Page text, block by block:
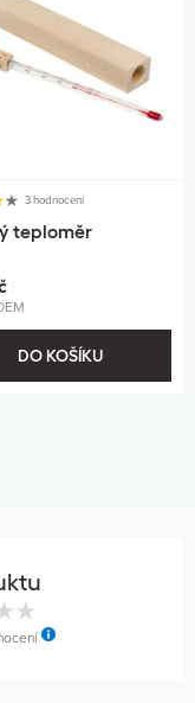
3 hodnocení
teploměr
DO KOŠÍKU